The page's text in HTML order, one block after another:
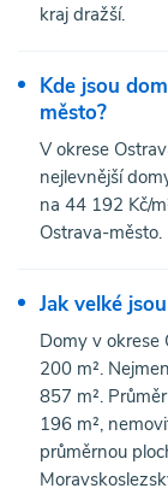
kraj dražší.
Kde jsou
město?
V okrese
nejlevnější
na 44 192 Kč/
Ostrava-město.
Jak velké
Domy v okrese
200 m².
857 m².
196 m²,
průměrnou